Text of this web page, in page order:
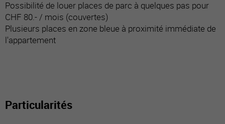
Possibilité de louer places de parc à quelques pas pour
CHF 80.- / mois (couvertes)
Plusieurs places en zone bleue à proximité immédiate de
l'appartement
Particularités